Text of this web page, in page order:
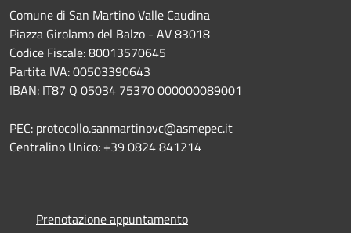
Comune di San Martino Valle Caudina
Piazza Girolamo del Balzo - AV 83018
Codice Fiscale: 80013570645
Partita IVA: 00503390643
IBAN: IT87 Q 05034 75370 000000089001
PEC: protocollo.sanmartinovc@asmepec.it
Centralino Unico: +39 0824 841214
Prenotazione appuntamento